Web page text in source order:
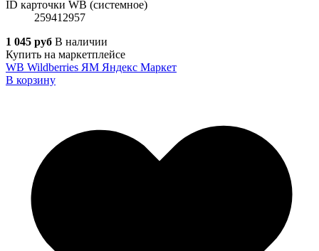
ID карточки WB (системное)
259412957
1 045 руб В наличии
Купить на маркетплейсе
WB Wildberries ЯМ Яндекс Маркет
В корзину